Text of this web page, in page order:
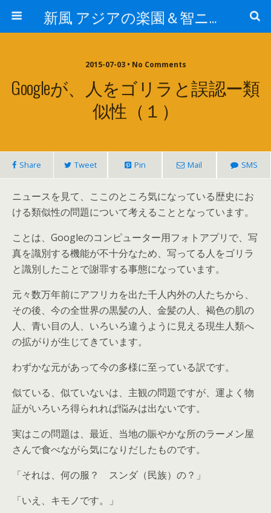
新風 アジアの楽園＆智ニア来富
2015-07-03 • No Comments
Googleが、人をゴリラと誤認ー類
似性（１）
Share Tweet Pin Mail SMS
ニュースを見て、ここのところ気になっている歴史にお
ける類似性の問題について考えることとなっています。
ことは、Googleのコンピューター用フォトアプリで、写
真を識別する機能が不十分なため、写ってる人をゴリラ
と識別したことで謝罪する事態になっています。
元々数万年前にアフリカを出た千人内外の人たちから、
その後、今の全世界の黒髪の人、金髪の人、褐色の肌の
人、青い目の人、いろいろ違うように見える現生人類へ
の拡がりが生じてきています。
わずかな元があって今の多様に至っている訳です。
似ている、似ていないは、主観の問題ですが、運よく物
証がいろいろ得られれば悩みは出ないです。
実はこの問題は、最近、当地の賑やかな所のラーメン屋
さんで食べながら気になりだしたものです。
「それは、何の服？ スンダ（民族）の？」
「いえ、キモノです。」